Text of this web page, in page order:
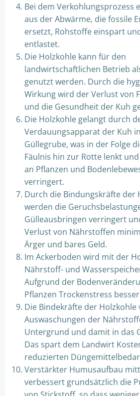
Bei dem Verkohlungsprozess
aus der Abwärme, die fossile
ersetzt, Rohstoffe einspart
entlastet.
Die Holzkohle kann für den
landwirtschaftlichen Betrieb
genutzt werden. Durch die
Wirkung wird der Verlust von
und die Gesundheit der Kuh
Die Holzkohle gelangt durch
Verdauungsapparat der Kuh
Güllegrube, was in der Folge
Fäulnis hin zur Rotte lenkt
an Pflanzen und
verringert.
Durch die Bindungskräfte der
werden die
Gülleausbringen verringert
Verlust von Nährstoffen
Ärger und bares Geld.
Im Ackerboden wird mit der
Nährstoff- und
Aufgrund der
Pflanzen Trockenstress
Die Bindekräfte der
Auswaschungen der
Untergrund und damit in das
Das spart dem Landwirt
reduzierten
Verstärkter Humusaufbau
verbessert grundsätzlich die